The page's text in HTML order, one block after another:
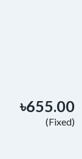
৳655.00
(Fixed)